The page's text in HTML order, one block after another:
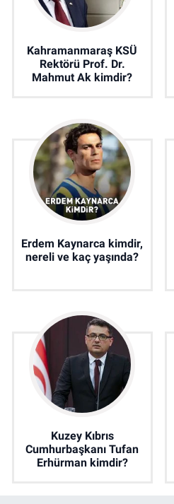
Kahramanmaraş KSÜ
Rektörü Prof. Dr.
Mahmut Ak kimdir?
Erdem Kaynarca kimdir,
nereli ve kaç yaşında?
Kuzey Kıbrıs
Cumhurbaşkanı Tufan
Erhürman kimdir?